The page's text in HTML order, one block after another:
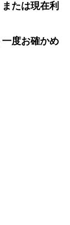
たは現在利
度お確かめ